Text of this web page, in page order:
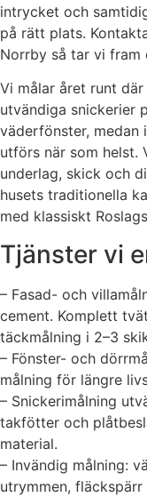
intrycket och
på rätt plats.
Norrby så tar vi fram
Vi målar året runt
utvändiga snickerier
väderfönster, medan
utförs när som helst.
underlag, skick och
husets traditionella
med klassiskt
Tjänster vi
– Fasad- och
cement. Komplett
täckmålning i 2–3
– Fönster- och
målning för längre
– Snickerimålning
takfötter och
material.
– Invändig målning:
utrymmen,